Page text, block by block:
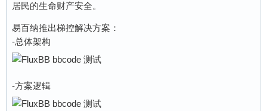
居民的生命财产安全。
易百纳推出梯控解决方案：
-总体架构
-方案逻辑